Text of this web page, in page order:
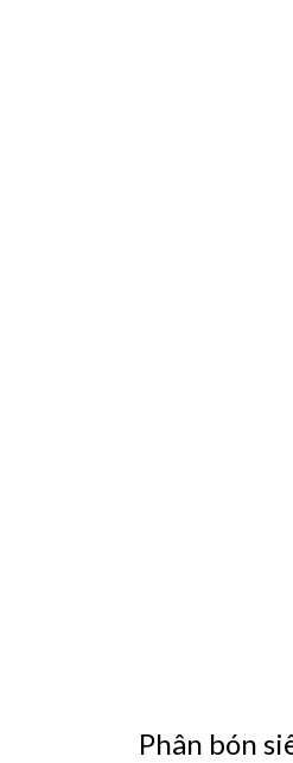
Phân bón